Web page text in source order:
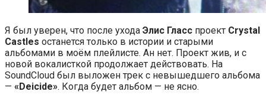
Я был уверен, что после ухода Элис Гласс проект Crystal
Castles останется только в истории и старыми
альбомами в моём плейлисте. Ан нет. Проект жив, и с
новой вокалисткой продолжает действовать. На
SoundCloud был выложен трек с невышедшего альбома
— «Deicide». Когда будет альбом — не ясно.